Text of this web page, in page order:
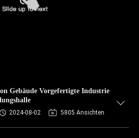
Gebäude Vorgefertigte Industrie
2024-08-02 5805 Ansichten